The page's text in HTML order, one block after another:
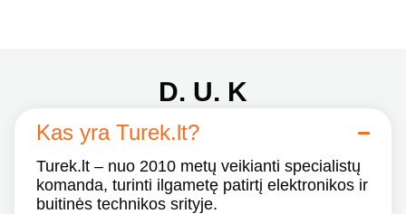
D. U. K
Kas yra Turek.lt?
Turek.lt – nuo 2010 metų veikianti specialistų
komanda, turinti ilgametę patirtį elektronikos ir
buitinės technikos srityje.